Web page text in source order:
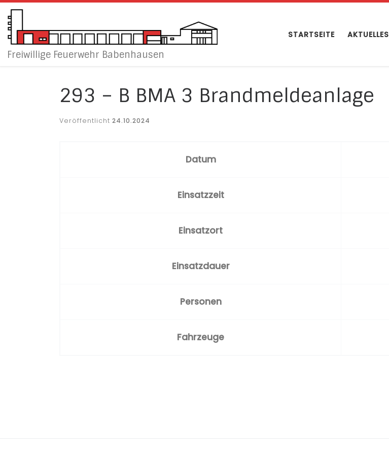
Freiwillige Feuerwehr Babenhausen
STARTSEITE AKTUELLES
293 – B BMA 3 Brandmeldeanlage
Veröffentlicht 24.10.2024
Datum
Einsatzzeit
Einsatzort
Einsatzdauer
Personen
Fahrzeuge